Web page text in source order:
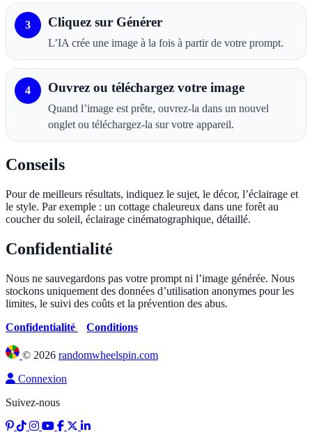
3 Cliquez sur Générer
L’IA crée une image à la fois à partir de votre prompt.
4 Ouvrez ou téléchargez votre image
Quand l’image est prête, ouvrez-la dans un nouvel
onglet ou téléchargez-la sur votre appareil.
Conseils
Pour de meilleurs résultats, indiquez le sujet, le décor, l’éclairage et
le style. Par exemple : un cottage chaleureux dans une forêt au
coucher du soleil, éclairage cinématographique, détaillé.
Confidentialité
Nous ne sauvegardons pas votre prompt ni l’image générée. Nous
stockons uniquement des données d’utilisation anonymes pour les
limites, le suivi des coûts et la prévention des abus.
Confidentialité
Conditions
© 2026 randomwheelspin.com
Connexion
Suivez-nous